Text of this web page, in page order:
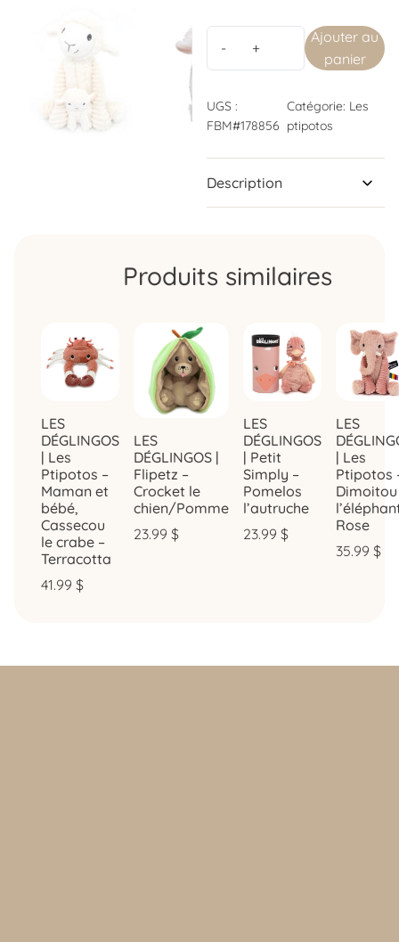
Ajouter au
panier
UGS :
FBM#178856
Catégorie: Les
ptipotos
Description
Produits similaires
LES
DÉGLINGOS
| Les
Ptipotos –
Maman et
bébé,
Cassecou
le crabe –
Terracotta
41.99 $
LES
DÉGLINGOS |
Flipetz –
Crocket le
chien/Pomme
23.99 $
LES
DÉGLINGOS
| Petit
Simply –
Pomelos
l’autruche
23.99 $
LES
| Les
Ptipotos
Dimoitou
Rose
35.99 $